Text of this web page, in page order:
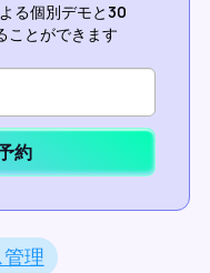
る個別デモと30
ことができます
約
理